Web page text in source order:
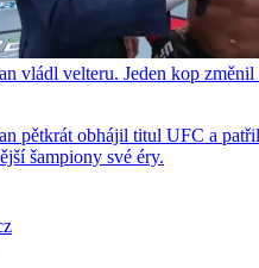
vládl velteru. Jeden kop
pětkrát obhájil titul UFC a
šampiony své éry.